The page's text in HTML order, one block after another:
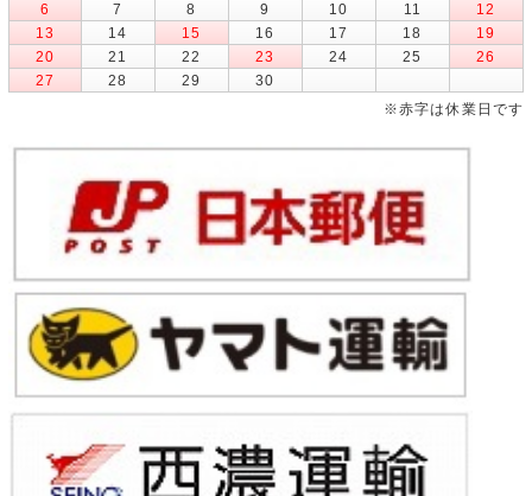
6
7 8 9 10 11
12
13
14 15 16 17 18
19
20
21 22 23 24 25
26
27
28 29
30
※赤字は休業日です